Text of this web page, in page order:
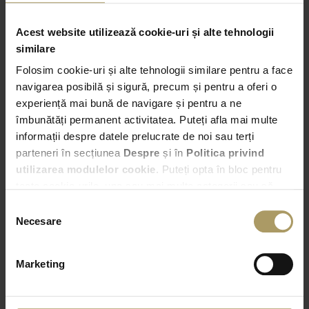
Acest website utilizează cookie-uri și alte tehnologii
similare
Folosim cookie-uri și alte tehnologii similare pentru a face
navigarea posibilă și sigură, precum și pentru a oferi o
experiență mai bună de navigare și pentru a ne
îmbunătăți permanent activitatea. Puteți afla mai multe
informații despre datele prelucrate de noi sau terți
parteneri în secțiunea Despre și în Politica privind
utilizarea modulelor cookie. Puteți opta în bloc pentru
corespunzător. Fac excepție cookie-urile necesare, care
sunt activate automat, conform legislației în vigoare.
consimțământului
Necesare
Marketing
Preluare
Brasov – Calea București nr. 244
07:00